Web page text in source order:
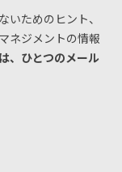
いためのヒント、
ネジメントの情報
、ひとつのメール